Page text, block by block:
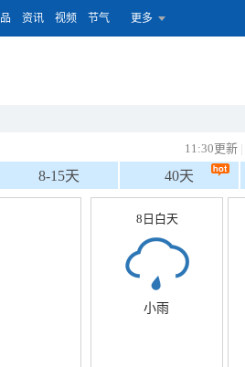
资讯 视频 节气 更多
11:30更新 |
8-15天 40天
8日白天
小雨